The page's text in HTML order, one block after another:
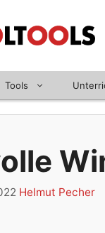
Tools
Helmut Pecher